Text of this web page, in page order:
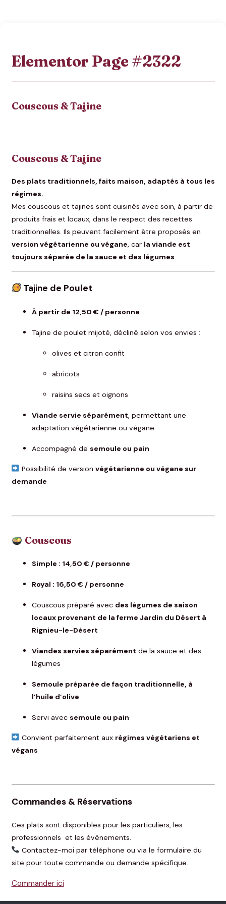
Elementor Page #2322
Couscous & Tajine
Couscous & Tajine
Des plats traditionnels, faits maison, adaptés à tous les
régimes.
Mes couscous et tajines sont cuisinés avec soin, à partir de
produits frais et locaux, dans le respect des recettes
traditionnelles. Ils peuvent facilement être proposés en
version végétarienne ou végane , car la viande est
toujours séparée de la sauce et des légumes
Tajine de Poulet
À partir de 12,50 € / personne
Tajine de poulet mijoté, décliné selon vos envies :
olives et citron confit
abricots
raisins secs et oignons
Viande servie séparément, permettant une
adaptation végétarienne ou végane
Accompagné de semoule ou pain
Possibilité de version végétarienne ou végane sur
demande
Couscous
Simple : 14,50 € / personne
Royal : 16,50 € / personne
Couscous préparé avec des légumes de saison
locaux provenant de la ferme Jardin du Désert à
Rignieu-le-Désert
Viandes servies séparément de la sauce et des
légumes
Semoule préparée de façon traditionnelle, à
l’huile d’olive
Servi avec semoule ou pain
Convient parfaitement aux régimes végétariens et
végans
Commandes & Réservations
Ces plats sont disponibles pour les particuliers, les
professionnels et les événements.
Contactez-moi par téléphone ou via le formulaire du
site pour toute commande ou demande spécifique.
Commander ici